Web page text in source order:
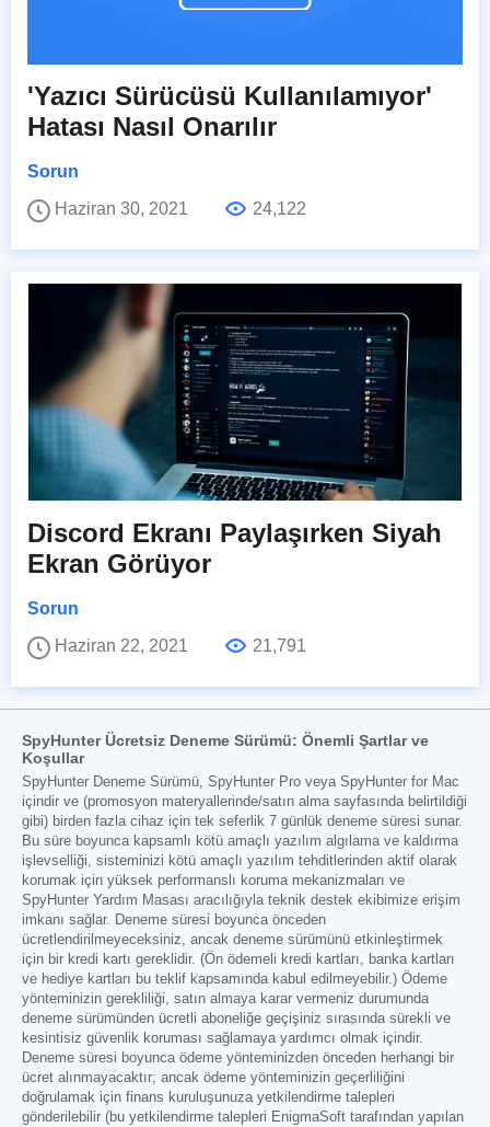
'Yazıcı Sürücüsü Kullanılamıyor'
Hatası Nasıl Onarılır
Sorun
Haziran 30, 2021
24,122
Discord Ekranı Paylaşırken Siyah
Ekran Görüyor
Sorun
Haziran 22, 2021
21,791
SpyHunter Ücretsiz Deneme Sürümü: Önemli Şartlar ve
Koşullar
SpyHunter Deneme Sürümü, SpyHunter Pro veya SpyHunter for Mac
içindir ve (promosyon materyallerinde/satın alma sayfasında belirtildiği
gibi) birden fazla cihaz için tek seferlik 7 günlük deneme süresi sunar.
Bu süre boyunca kapsamlı kötü amaçlı yazılım algılama ve kaldırma
işlevselliği, sisteminizi kötü amaçlı yazılım tehditlerinden aktif olarak
korumak için yüksek performanslı koruma mekanizmaları ve
SpyHunter Yardım Masası aracılığıyla teknik destek ekibimize erişim
imkanı sağlar. Deneme süresi boyunca önceden
ücretlendirilmeyeceksiniz, ancak deneme sürümünü etkinleştirmek
için bir kredi kartı gereklidir. (Ön ödemeli kredi kartları, banka kartları
ve hediye kartları bu teklif kapsamında kabul edilmeyebilir.) Ödeme
yönteminizin gerekliliği, satın almaya karar vermeniz durumunda
deneme sürümünden ücretli aboneliğe geçişiniz sırasında sürekli ve
kesintisiz güvenlik koruması sağlamaya yardımcı olmak içindir.
Deneme süresi boyunca ödeme yönteminizden önceden herhangi bir
ücret alınmayacaktır; ancak ödeme yönteminizin geçerliliğini
doğrulamak için finans kuruluşunuza yetkilendirme talepleri
gönderilebilir (bu yetkilendirme talepleri EnigmaSoft tarafından yapılan